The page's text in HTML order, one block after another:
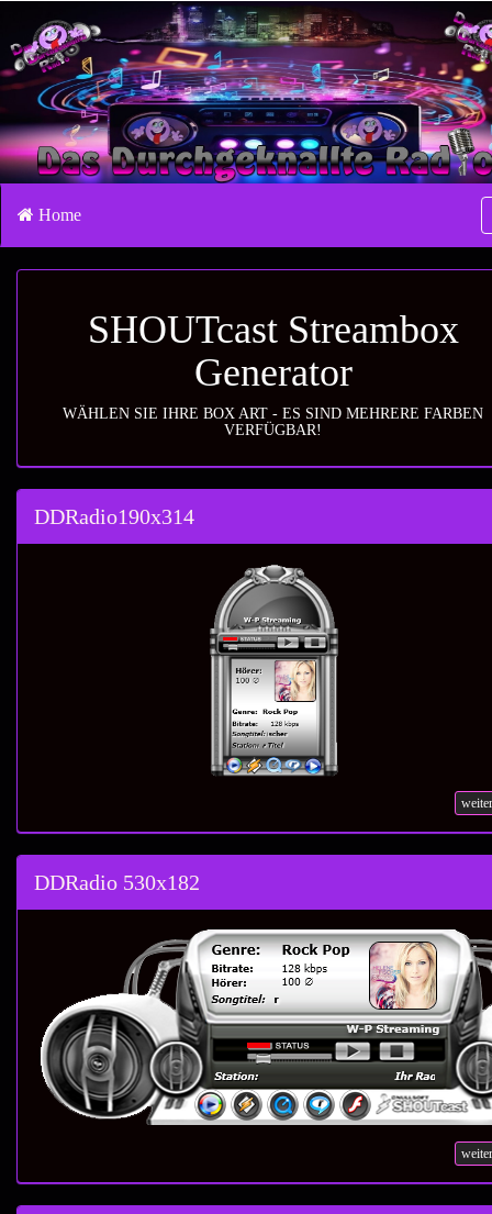
Home
SHOUTcast Streambox
Generator
WÄHLEN SIE IHRE BOX ART - ES SIND MEHRERE FARBEN
VERFÜGBAR!
DDRadio190x314
DDRadio 530x182